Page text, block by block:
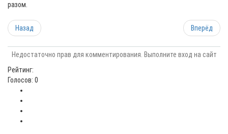
разом.
Назад Вперёд
Недостаточно прав для комментирования. Выполните вход на сайт
Рейтинг:
Голосов: 0